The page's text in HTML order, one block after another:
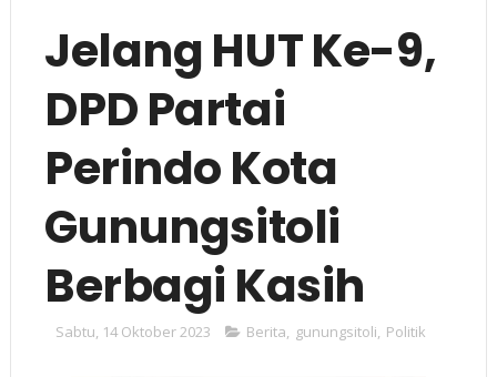
Jelang HUT Ke-9,
DPD Partai
Perindo Kota
Gunungsitoli
Berbagi Kasih
Sabtu, 14 Oktober 2023 Berita, gunungsitoli, Politik